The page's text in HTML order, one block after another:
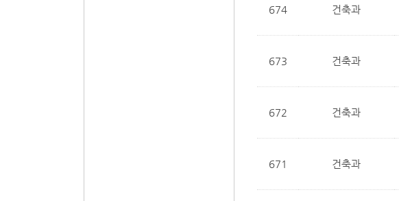
674 건축과
673 건축과
672 건축과
671 건축과